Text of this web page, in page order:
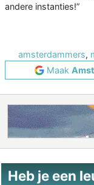
andere instanties!”
amsterdammers,
Maak
Heb je een